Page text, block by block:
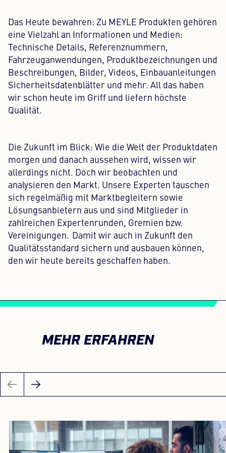
Das Heute bewahren: Zu MEYLE Produkten gehören
eine Vielzahl an Informationen und Medien:
Technische Details, Referenznummern,
Fahrzeuganwendungen, Produktbezeichnungen und
Beschreibungen, Bilder, Videos, Einbauanleitungen
Sicherheitsdatenblätter und mehr. All das haben
wir schon heute im Griff und liefern höchste
Qualität.
Die Zukunft im Blick: Wie die Welt der Produktdaten
morgen und danach aussehen wird, wissen wir
allerdings nicht. Doch wir beobachten und
analysieren den Markt. Unsere Experten tauschen
sich regelmäßig mit Marktbegleitern sowie
Lösungsanbietern aus und sind Mitglieder in
zahlreichen Expertenrunden, Gremien bzw.
Vereinigungen. Damit wir auch in Zukunft den
Qualitätsstandard sichern und ausbauen können,
den wir heute bereits geschaffen haben.
MEHR ERFAHREN